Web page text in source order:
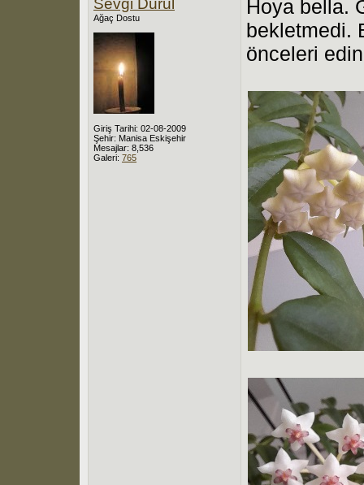
Ağaç Dostu
Giriş Tarihi: 02-08-2009
Şehir: Manisa Eskişehir
Mesajlar: 8,536
Galeri: 765
Hoya bella.
bekletmedi.
önceleri